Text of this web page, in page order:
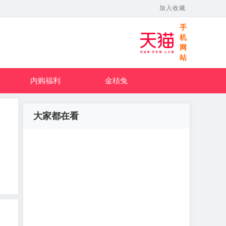
加入收藏
手
机
网
站
内购福利 金桔兔
大家都在看